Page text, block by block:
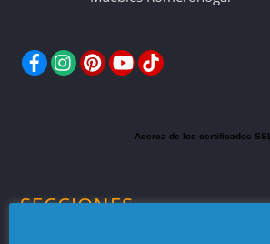
Facebook
Instagram
PinterestYouTube
TikTok
Acerca de los certificados SSL
SECCIONES